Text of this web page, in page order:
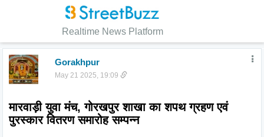
Realtime News Platform
Gorakhpur
May 21 2025, 19:09
मारवाड़ी युवा मंच, गोरखपुर शाखा का शपथ ग्रहण एवं
पुरस्कार वितरण समारोह सम्पन्न